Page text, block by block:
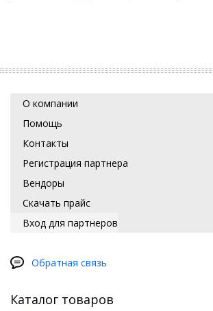
О компании
Помощь
Контакты
Регистрация партнера
Вендоры
Скачать прайс
Вход для партнеров
Обратная связь
Каталог товаров